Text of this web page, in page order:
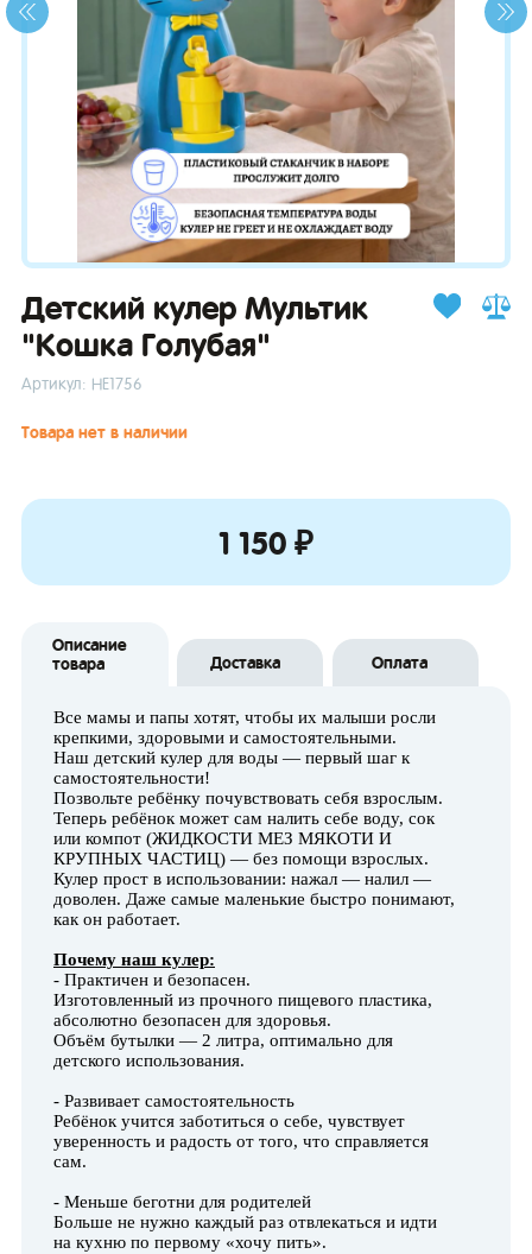
Детский кулер Мультик
"Кошка Голубая"
Артикул: НЕ1756
Товара нет в наличии
1 150 ₽
Описание
товара
Доставка Оплата
Все мамы и папы хотят, чтобы их малыши росли
крепкими, здоровыми и самостоятельными.
Наш детский кулер для воды — первый шаг к
самостоятельности!
Позвольте ребёнку почувствовать себя взрослым.
Теперь ребёнок может сам налить себе воду, сок
или компот (ЖИДКОСТИ МЕЗ МЯКОТИ И
КРУПНЫХ ЧАСТИЦ) — без помощи взрослых.
Кулер прост в использовании: нажал — налил —
доволен. Даже самые маленькие быстро понимают,
как он работает.
Почему наш кулер:
- Практичен и безопасен.
Изготовленный из прочного пищевого пластика,
абсолютно безопасен для здоровья.
Объём бутылки — 2 литра, оптимально для
детского использования.
- Развивает самостоятельность
Ребёнок учится заботиться о себе, чувствует
уверенность и радость от того, что справляется
сам.
- Меньше беготни для родителей
Больше не нужно каждый раз отвлекаться и идти
на кухню по первому «хочу пить».